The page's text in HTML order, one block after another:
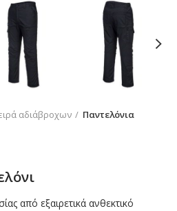
αδιάβροχων Παντελόνια
από εξαιρετικά ανθεκτικό